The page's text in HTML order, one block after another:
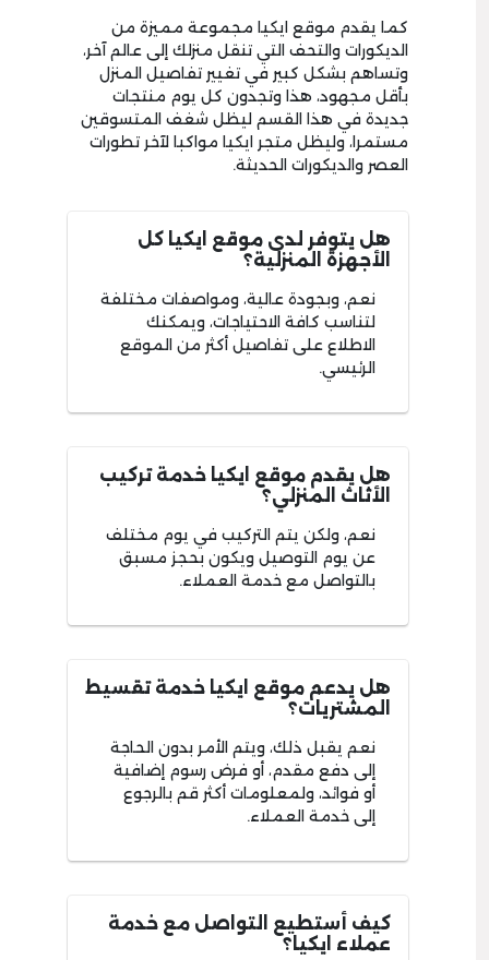
كما يقدم موقع ايكيا مجموعة مميزة من
الديكورات والتحف التي تنقل منزلك إلى عالم آخر،
وتساهم بشكل كبير في تغيير تفاصيل المنزل
بأقل مجهود، هذا وتجدون كل يوم منتجات
جديدة في هذا القسم ليظل شغف المتسوقين
مستمرا، وليظل متجر ايكيا مواكبا لآخر تطورات
العصر والديكورات الحديثة.
هل يتوفر لدى موقع ايكيا كل
الأجهزة المنزلية؟
نعم، وبجودة عالية، ومواصفات مختلفة
لتناسب كافة الاحتياجات، ويمكنك
الاطلاع على تفاصيل أكثر من الموقع
الرئيسي.
هل يقدم موقع ايكيا خدمة تركيب
الأثاث المنزلي؟
نعم، ولكن يتم التركيب في يوم مختلف
عن يوم التوصيل ويكون بحجز مسبق
بالتواصل مع خدمة العملاء.
هل يدعم موقع ايكيا خدمة تقسيط
المشتريات؟
نعم يقبل ذلك، ويتم الأمر بدون الحاجة
إلى دفع مقدم، أو فرض رسوم إضافية
أو فوائد، ولمعلومات أكثر قم بالرجوع
إلى خدمة العملاء.
كيف أستطيع التواصل مع خدمة
عملاء ايكيا؟